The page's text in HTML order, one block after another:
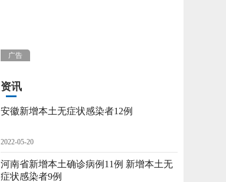
广告
资讯
安徽新增本土无症状感染者12例
2022-05-20
河南省新增本土确诊病例11例 新增本土无
症状感染者9例